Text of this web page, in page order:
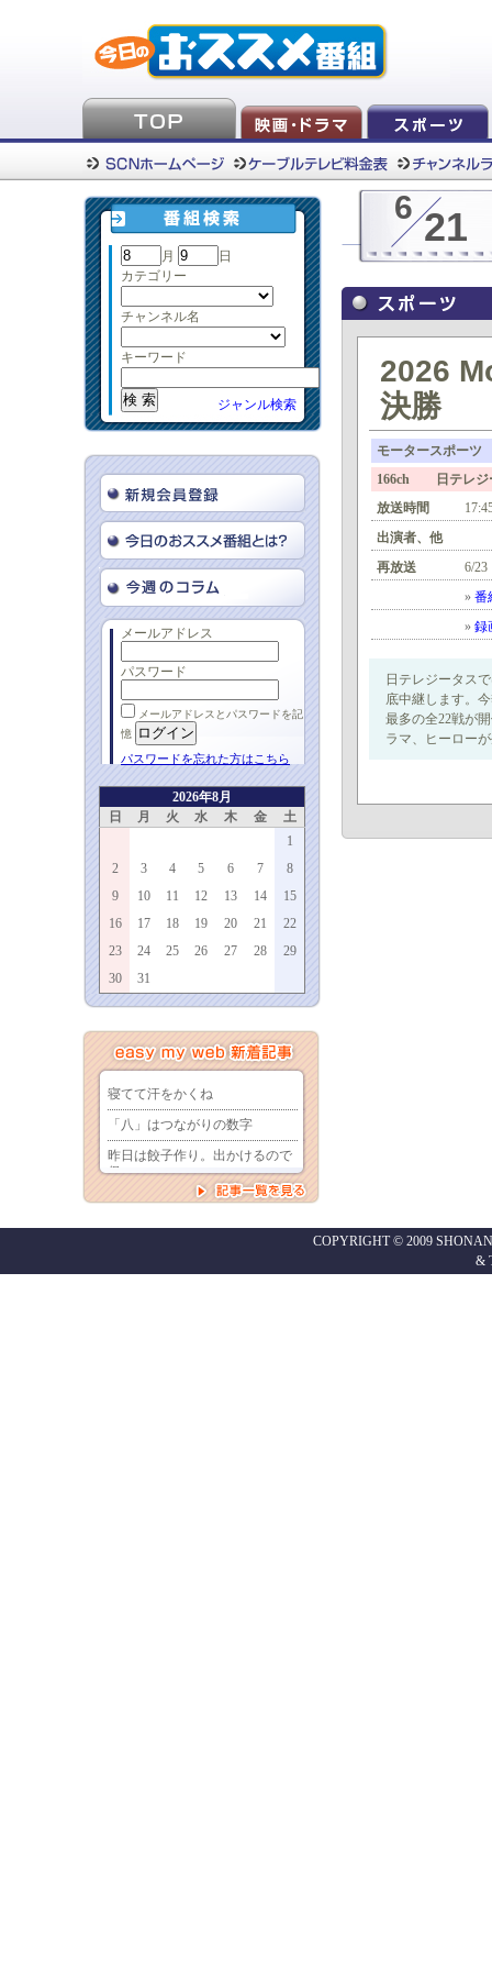
月
日
カテゴリー
チャンネル名
キーワード
ジャンル検索
メールアドレス
パスワード
メールアドレスとパスワードを記
憶
パスワードを忘れた方はこちら
2026年8月
日
月 火 水 木 金
土
1
2
3 4 5 6 7
8
9
10 11 12 13 14
15
16
17 18 19 20 21
22
23
24 25 26 27 28
29
30
31
6 21
2026
決勝
モータースポーツ
166ch 日テレジ
放送時間
出演者、他
再放送
6/
» 番
» 録
日テレジータス
底中継します。
最多の全22戦が
ラマ、ヒーロー
COPYRIGHT © 2009
&